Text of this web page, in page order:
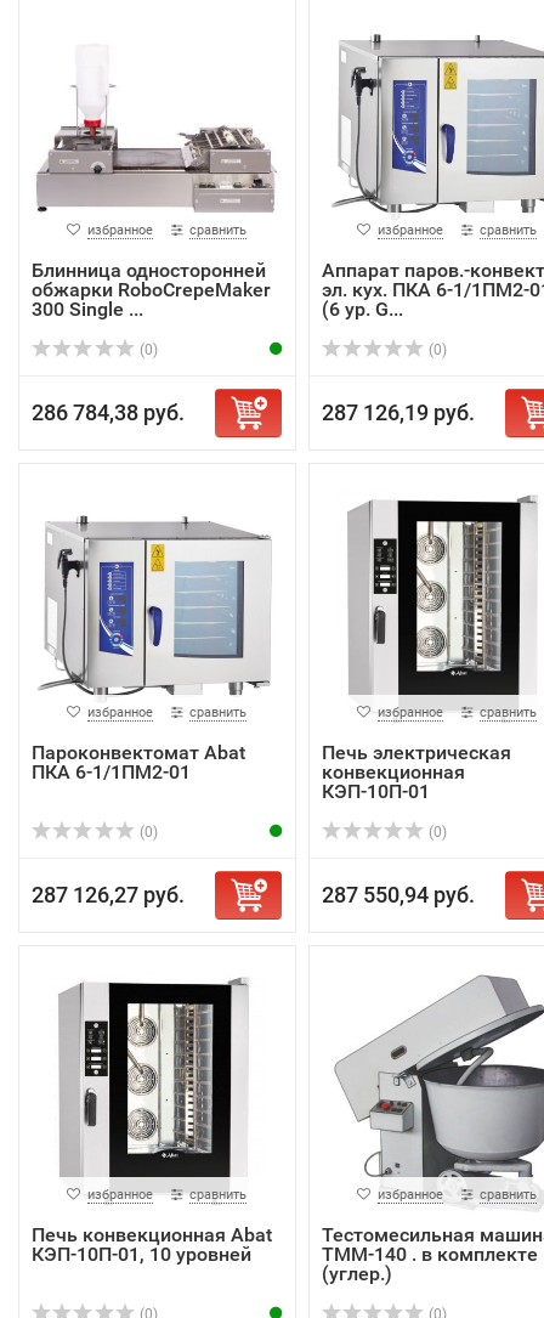
избранное сравнить
Блинница односторонней
обжарки RoboCrepeMaker
300 Single ...
(0)
286 784,38 руб.
избранное сравнить
Аппарат паров.-
эл. кух. ПКА 6-1/1ПМ2-
(6 ур. G...
(0)
287 126,19 руб.
избранное сравнить
Пароконвектомат Abat
ПКА 6-1/1ПМ2-01
(0)
287 126,27 руб.
избранное сравнить
Печь электрическая
конвекционная
КЭП-10П-01
(0)
287 550,94 руб.
избранное сравнить
Печь конвекционная Abat
КЭП-10П-01, 10 уровней
(0)
избранное сравнить
Тестомесильная
ТММ-140 . в комплекте
(углер.)
(0)